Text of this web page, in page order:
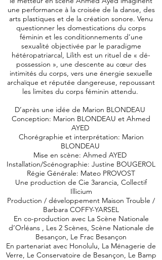
une performance à la croisée de la danse, des
arts plastiques et de la création sonore. Venu
questionner les domestications du corps
féminin et les conditionnements d’une
sexualité objectivée par le paradigme
hétéropatriarcal, Lilith est un rituel de « dé-
possession », une descente au cœur des
intimités du corps, vers une énergie sexuelle
archaïque et réputée dangereuse, repoussant
les limites du corps féminin attendu.
D’après une idée de Marion BLONDEAU
Conception: Marion BLONDEAU et Ahmed
AYED
Chorégraphie et interprétation: Marion
BLONDEAU
Mise en scène: Ahmed AYED
Installation/Scénographie: Justine BOUGEROL
Régie Générale: Mateo PROVOST
Une production de Cie 3arancia, Collectif
Illicium
Production / développement Maison Trouble /
Barbara COFFY-YARSEL
En co-production avec La Scène Nationale
d’Orléans , Les 2 Scènes, Scène Nationale de
Besançon, Le Frac Besançon
En partenariat avec Honolulu, La Ménagerie de
Verre, Le Conservatoire de Besançon, Le Bamp